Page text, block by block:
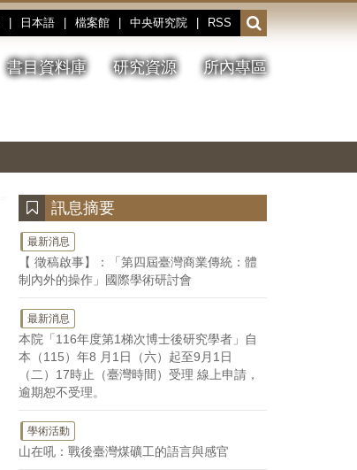
日本語 檔案館 中央研究院 RSS
開
啟
或
收
書目資料庫 研究資源 所內專區
停、
圖
圖
結
訊息摘要
最新消息
【 徵稿啟事】：「第四屆臺灣商業傳統：體
制內外的操作」國際學術研討會
最新消息
本院「116年度第1梯次博士後研究學者」自
本（115）年8 月1日（六）起至9月1日
（二）17時止（臺灣時間）受理 線上申請，
逾期恕不受理。
學術活動
山在吼：戰後臺灣煤礦工的語言與感官